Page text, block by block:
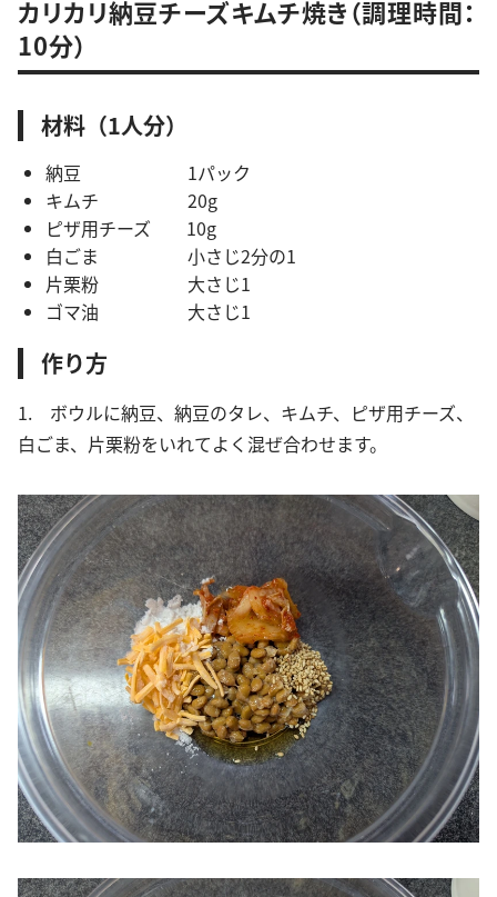
カリカリ納豆チーズキムチ焼き（調理時間：
10分）
材料（1人分）
納豆 1パック
キムチ 20g
ピザ用チーズ 10g
白ごま 小さじ2分の1
片栗粉 大さじ1
ゴマ油 大さじ1
作り方
1. ボウルに納豆、納豆のタレ、キムチ、ピザ用チーズ、
白ごま、片栗粉をいれてよく混ぜ合わせます。